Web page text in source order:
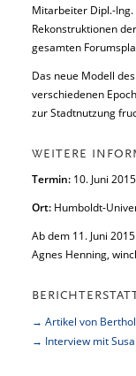
Mitarbeiter Dipl.-
Rekonstruktionen
gesamten
Das neue Modell
verschiedenen
zur Stadtnutzung
WEITERE
Termin: 10. Juni
Ort: Humboldt-
Ab dem 11. Juni
Agnes Henning,
→ Artikel von
→ Interview mit